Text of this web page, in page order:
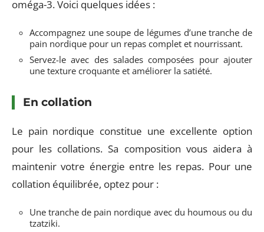
oméga-3. Voici quelques idées :
Accompagnez une soupe de légumes d’une tranche de
pain nordique pour un repas complet et nourrissant.
Servez-le avec des salades composées pour ajouter
une texture croquante et améliorer la satiété.
En collation
Le pain nordique constitue une excellente option
pour les collations. Sa composition vous aidera à
maintenir votre énergie entre les repas. Pour une
collation équilibrée, optez pour :
Une tranche de pain nordique avec du houmous ou du
tzatziki.